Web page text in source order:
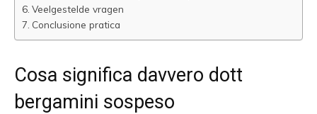
Veelgestelde vragen
Conclusione pratica
Cosa significa davvero dott
bergamini sospeso